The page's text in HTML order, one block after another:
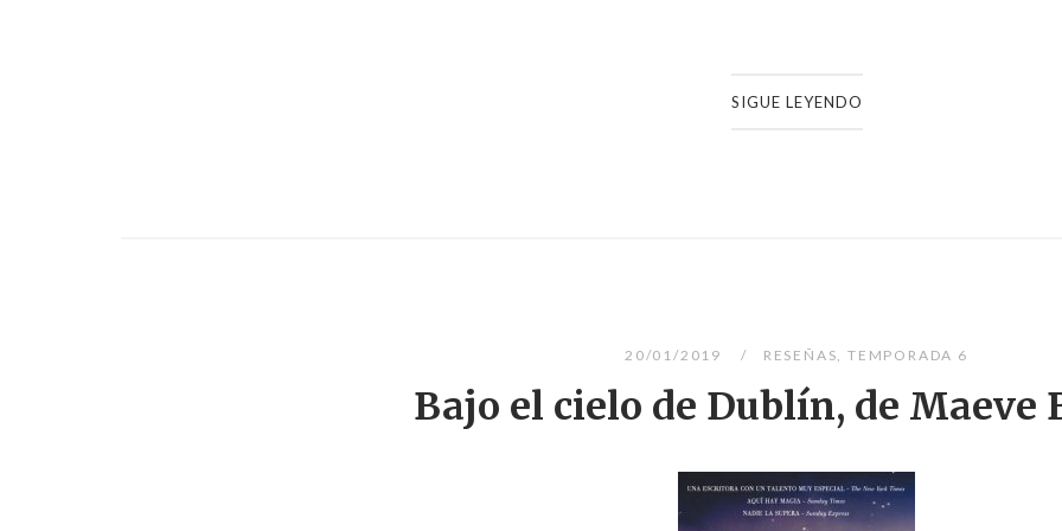
SIGUE LEYENDO
20/01/2019 RESEÑAS,TEMPORADA 6
Bajo el cielo de Dublín, de Maeve